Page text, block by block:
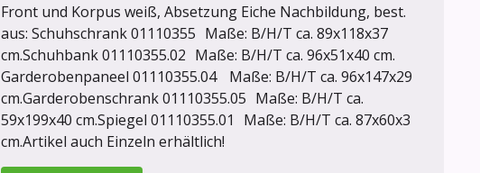
Front und Korpus weiß, Absetzung Eiche Nachbildung, best.
aus: Schuhschrank 01110355 Maße: B/H/T ca. 89x118x37
cm.Schuhbank 01110355.02 Maße: B/H/T ca. 96x51x40 cm.
Garderobenpaneel 01110355.04 Maße: B/H/T ca. 96x147x29
cm.Garderobenschrank 01110355.05 Maße: B/H/T ca.
59x199x40 cm.Spiegel 01110355.01 Maße: B/H/T ca. 87x60x3
cm.Artikel auch Einzeln erhältlich!